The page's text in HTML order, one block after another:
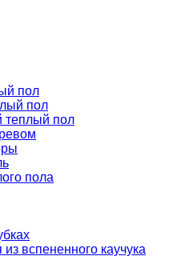
пол
пол
теплый пол
пола
вспененного каучука